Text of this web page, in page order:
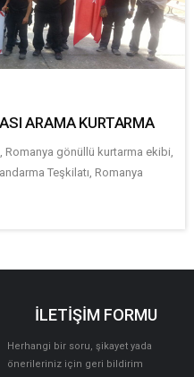
ARAMA KURTARMA
Romanya gönüllü kurtarma ekibi,
Teşkilatı, Romanya
İLETİŞİM FORMU
Herhangi bir soru, şikayet yada
önerileriniz için geri bildirim